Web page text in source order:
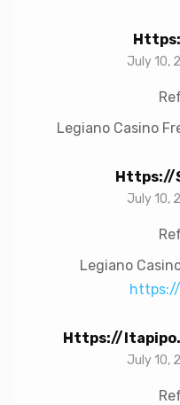
July 10,
Legiano Casino
Https://
July 10,
Legiano
Https://
July 10,